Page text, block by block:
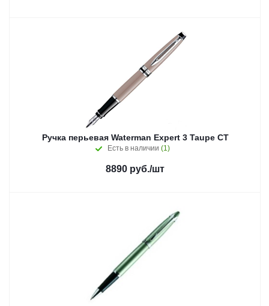
Ручка перьевая Waterman Expert 3 Taupe CT
Есть в наличии (1)
8890 руб./шт